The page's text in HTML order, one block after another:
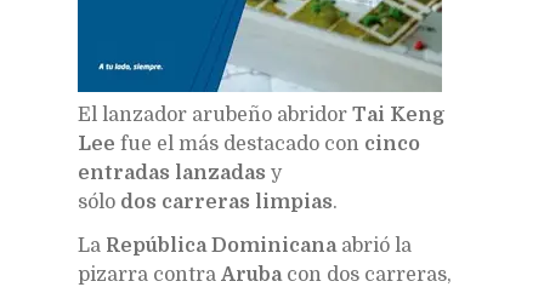
El lanzador arubeño abridor Tai Keng
Lee fue el más destacado con cinco
entradas lanzadas y
sólo dos carreras limpias.
La República Dominicana abrió la
pizarra contra Aruba con dos carreras,